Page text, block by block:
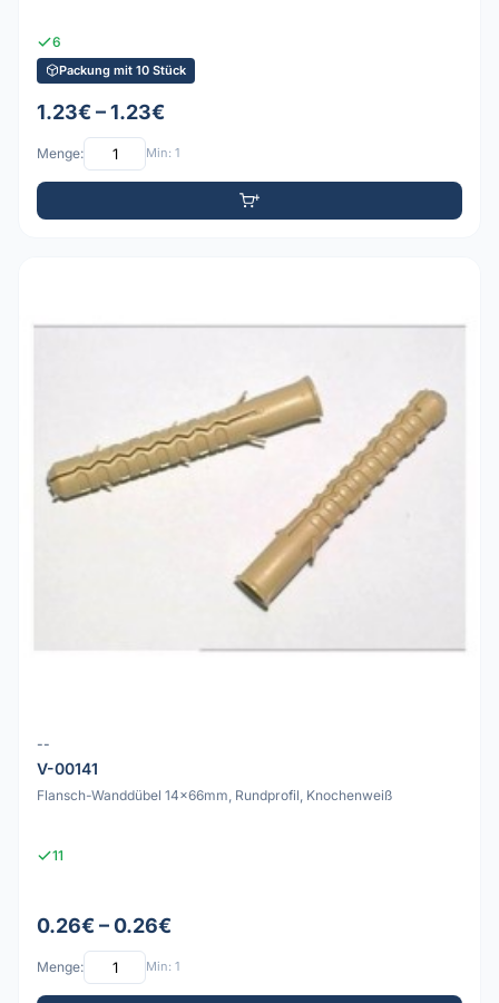
6
Packung mit 10 Stück
1.23€ – 1.23€
Menge: Min: 1
--
V-00141
Flansch-Wanddübel 14x66mm, Rundprofil, Knochenweiß
11
0.26€ – 0.26€
Menge: Min: 1